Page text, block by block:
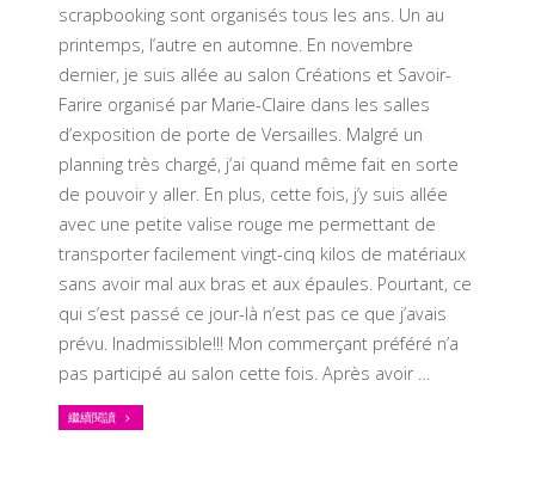
scrapbooking sont organisés tous les ans. Un au
printemps, l’autre en automne. En novembre
dernier, je suis allée au salon Créations et Savoir-
Farire organisé par Marie-Claire dans les salles
d’exposition de porte de Versailles. Malgré un
planning très chargé, j’ai quand même fait en sorte
de pouvoir y aller. En plus, cette fois, j’y suis allée
avec une petite valise rouge me permettant de
transporter facilement vingt-cinq kilos de matériaux
sans avoir mal aux bras et aux épaules. Pourtant, ce
qui s’est passé ce jour-là n’est pas ce que j’avais
prévu. Inadmissible!!! Mon commerçant préféré n’a
pas participé au salon cette fois. Après avoir …
繼續閱讀